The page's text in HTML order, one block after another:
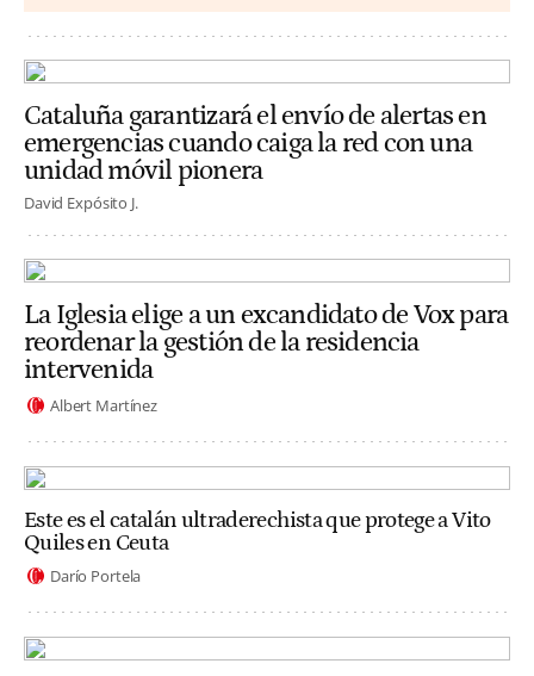
Cataluña garantizará el envío de alertas en
emergencias cuando caiga la red con una
unidad móvil pionera
David Expósito J.
La Iglesia elige a un excandidato de Vox para
reordenar la gestión de la residencia
intervenida
Albert Martínez
Este es el catalán ultraderechista que protege a Vito
Quiles en Ceuta
Darío Portela